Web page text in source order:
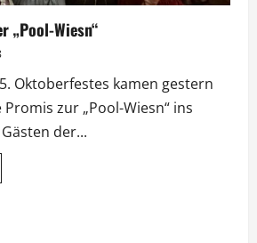
„Pool-Wiesn“
Oktoberfestes kamen gestern
zur „Pool-Wiesn“ ins
der...